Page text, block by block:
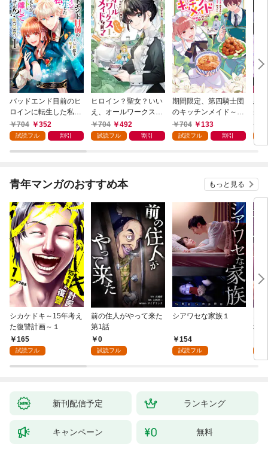
バッドエンド目前のヒ
ロインに転生した私、
今世では恋愛するつも
りがチートな兄が離し
OMIC 第1巻
704 352
試読フル 割引
ヒロイン？聖女？いい
え、オールワークスメ
イドです（誇）！@C
OMIC 第1巻
704 492
試読フル 割引
期間限定、第四騎士団
のキッチンメイド～結
婚したくないので就職
しました～@COMIC
704 133
試読フル 割引
悪
先
令
ラ
の
青年マンガのおすすめ本 もっと見る
シカケドキ～15年考え
た復讐計画～１
165
試読フル
前の住人がやって来た
第1話
0
試読フル
シアワセな家族１
154
試読フル
地
新刊配信予定 ランキング
キャンペーン 無料